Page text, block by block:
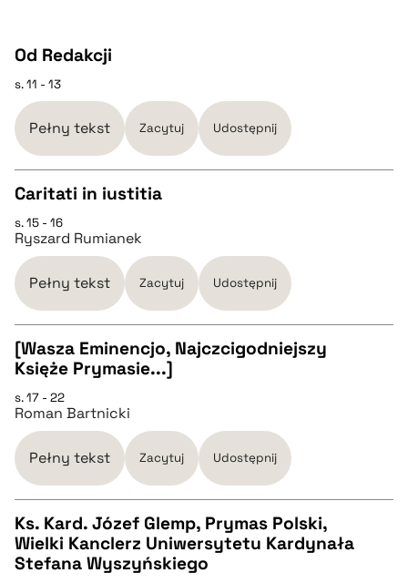
Od Redakcji
s. 11 - 13
Pełny tekst Zacytuj Udostępnij
CZYSTY TEKST
pobierz cytat
BIBTEX
Caritati in iustitia
s. 15 - 16
Ryszard Rumianek
Pełny tekst Zacytuj Udostępnij
CZYSTY TEKST
pobierz cytat
BIBTEX
pobierz cytat
[Wasza Eminencjo, Najczcigodniejszy
Księże Prymasie...]
s. 17 - 22
Roman Bartnicki
Pełny tekst Zacytuj Udostępnij
CZYSTY TEKST
Ks. Kard. Józef Glemp, Prymas Polski,
Wielki Kanclerz Uniwersytetu Kardynała
Stefana Wyszyńskiego